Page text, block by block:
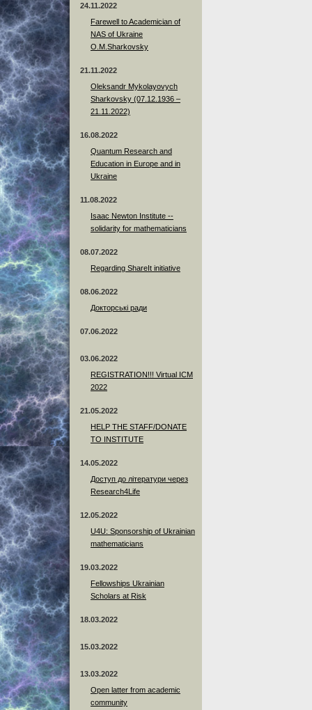
24.11.2022
Farewell to Academician of
NAS of Ukraine
O.M.Sharkovsky
21.11.2022
Oleksandr Mykolayovych
Sharkovsky (07.12.1936 –
21.11.2022)
16.08.2022
Quantum Research and
Education in Europe and in
Ukraine
11.08.2022
Isaac Newton Institute --
solidarity for mathematicians
08.07.2022
Regarding ShareIt initiative
08.06.2022
Докторські ради
07.06.2022
03.06.2022
REGISTRATION!!! Virtual ICM
2022
21.05.2022
HELP THE STAFF/DONATE
TO INSTITUTE
14.05.2022
Доступ до літератури через
Research4Life
12.05.2022
U4U: Sponsorship of Ukrainian
mathematicians
19.03.2022
Fellowships Ukrainian
Scholars at Risk
18.03.2022
15.03.2022
13.03.2022
Open latter from academic
community